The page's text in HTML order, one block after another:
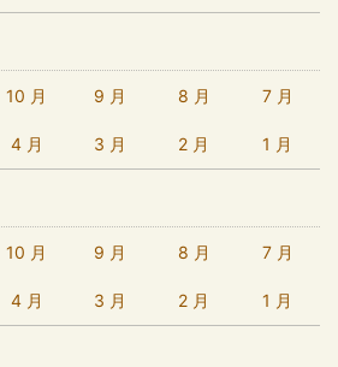
10 月 9 月 8 月 7 月
4 月 3 月 2 月 1 月
10 月 9 月 8 月 7 月
4 月 3 月 2 月 1 月